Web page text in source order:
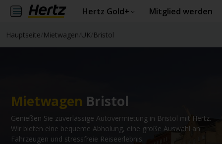
Hertz Gold+ Mitglied werden
Hauptseite Mietwagen UK Bristol
Mietwagen Bristol
Genießen Sie zuverlässige Autovermietung in Bristol mit Hertz.
Wir bieten eine bequeme Abholung, eine große Auswahl an
Fahrzeugen und stressfreie Reiseerlebnis.